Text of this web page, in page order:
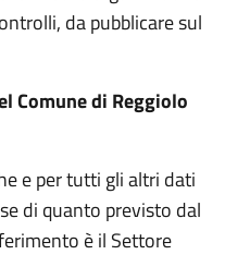
da pubblicare sul
Comune di Reggiolo
e per tutti gli altri dati
di quanto previsto dal
è il Settore